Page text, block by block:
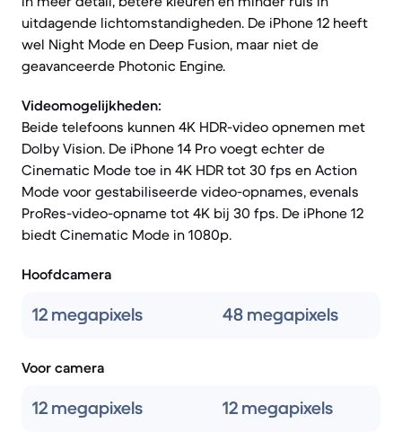
uitdagende lichtomstandigheden. De iPhone 12 heeft
wel Night Mode en Deep Fusion, maar niet de
geavanceerde Photonic Engine.
Videomogelijkheden:
Beide telefoons kunnen 4K HDR-video opnemen met
Dolby Vision. De iPhone 14 Pro voegt echter de
Cinematic Mode toe in 4K HDR tot 30 fps en Action
Mode voor gestabiliseerde video-opnames, evenals
ProRes-video-opname tot 4K bij 30 fps. De iPhone 12
biedt Cinematic Mode in 1080p.
Hoofdcamera
12 megapixels 48 megapixels
Voor camera
12 megapixels 12 megapixels